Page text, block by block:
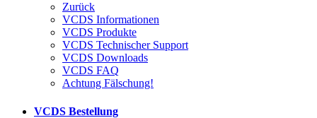
Zurück
VCDS Informationen
VCDS Produkte
VCDS Technischer Support
VCDS Downloads
VCDS FAQ
Achtung Fälschung!
VCDS Bestellung